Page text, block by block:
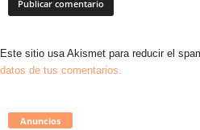
Este sitio usa Akismet para reducir el
datos de tus comentarios.
Anuncios